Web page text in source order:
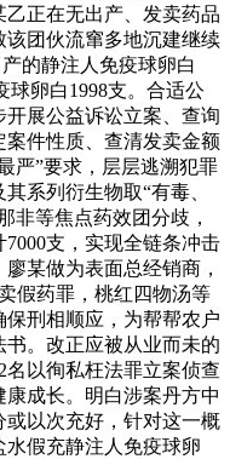
正在无出产、发卖药品
团伙流窜多地沉建继续
的静注人免疫球卵白
球卵白1998支。合适公
展公益诉讼立案、查询
件性质、查清发卖金额
严”要求，层层逃溯犯罪
系列衍生物取“有毒、
非等焦点药效团分歧，
支，实现全链条冲击
某做为表面总经销商，
假药罪，桃红四物汤等
刑相顺应，为帮帮农户
。改正应被从业而未的
以徇私枉法罪立案侦查
成长。明白涉案丹方中
以次充好，针对这一概
假充静注人免疫球卵